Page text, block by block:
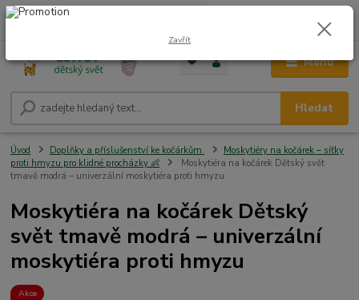
Menu
Hledat
+420 604 278 943 0,00 Kč
Úvod Doplňky a příslušenství ke kočárkům
Moskytiéry na kočárek – síťky
proti hmyzu pro klidné procházky 👶
Moskytiéra na kočárek Dětský svět
tmavě modrá – univerzální moskytiéra proti hmyzu
Moskytiéra na kočárek Dětský
svět tmavě modrá – univerzální
moskytiéra proti hmyzu
Akce
Zavřít